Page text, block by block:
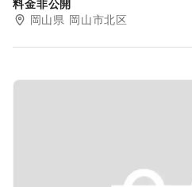
料金非公開
岡山県 岡山市北区